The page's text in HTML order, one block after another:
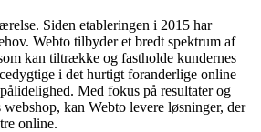
Siden etableringen i 2015 har
Webto tilbyder et bredt spektrum af
kan tiltrække og fastholde kundernes
i det hurtigt foranderlige online
Med fokus på resultater og
kan Webto levere løsninger, der
online.